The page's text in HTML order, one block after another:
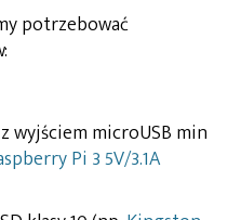
potrzebować
wyjściem microUSB min
Pi 3 5V/3.1A